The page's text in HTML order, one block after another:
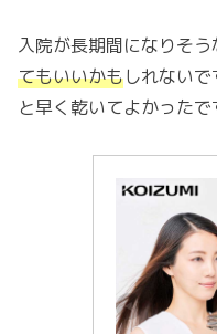
入院が長期間になりそう
てもいいかもしれない
と早く乾いてよかったで